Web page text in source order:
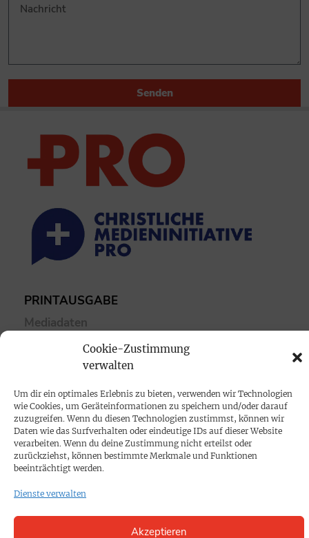
Cookie-Zustimmung
verwalten
Um dir ein optimales Erlebnis zu bieten, verwenden wir Technologien
wie Cookies, um Geräteinformationen zu speichern und/oder darauf
zuzugreifen. Wenn du diesen Technologien zustimmst, können wir
Daten wie das Surfverhalten oder eindeutige IDs auf dieser Website
verarbeiten. Wenn du deine Zustimmung nicht erteilst oder
zurückziehst, können bestimmte Merkmale und Funktionen
beeinträchtigt werden.
Dienste verwalten
Akzeptieren
Senden
PRINTAUSGABE
Mediadaten
PROKOMPAKT
SPENDEN
Datenschutz